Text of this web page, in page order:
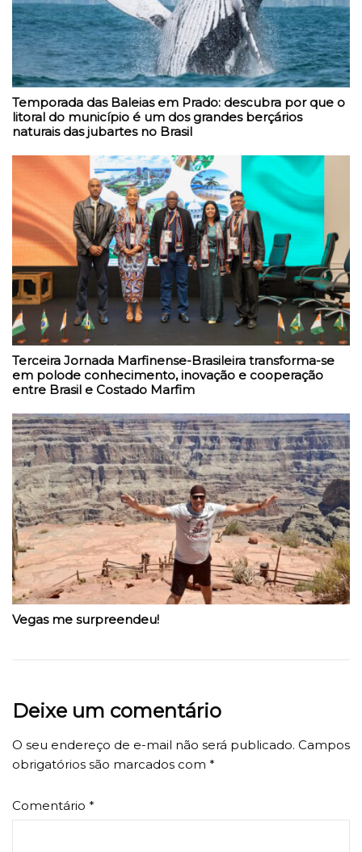
Temporada das Baleias em Prado: descubra por que o
litoral do município é um dos grandes berçários
naturais das jubartes no Brasil
Terceira Jornada Marfinense-Brasileira transforma-se
em polode conhecimento, inovação e cooperação
entre Brasil e Costado Marfim
Vegas me surpreendeu!
Deixe um comentário
O seu endereço de e-mail não será publicado. Campos
obrigatórios são marcados com *
Comentário *